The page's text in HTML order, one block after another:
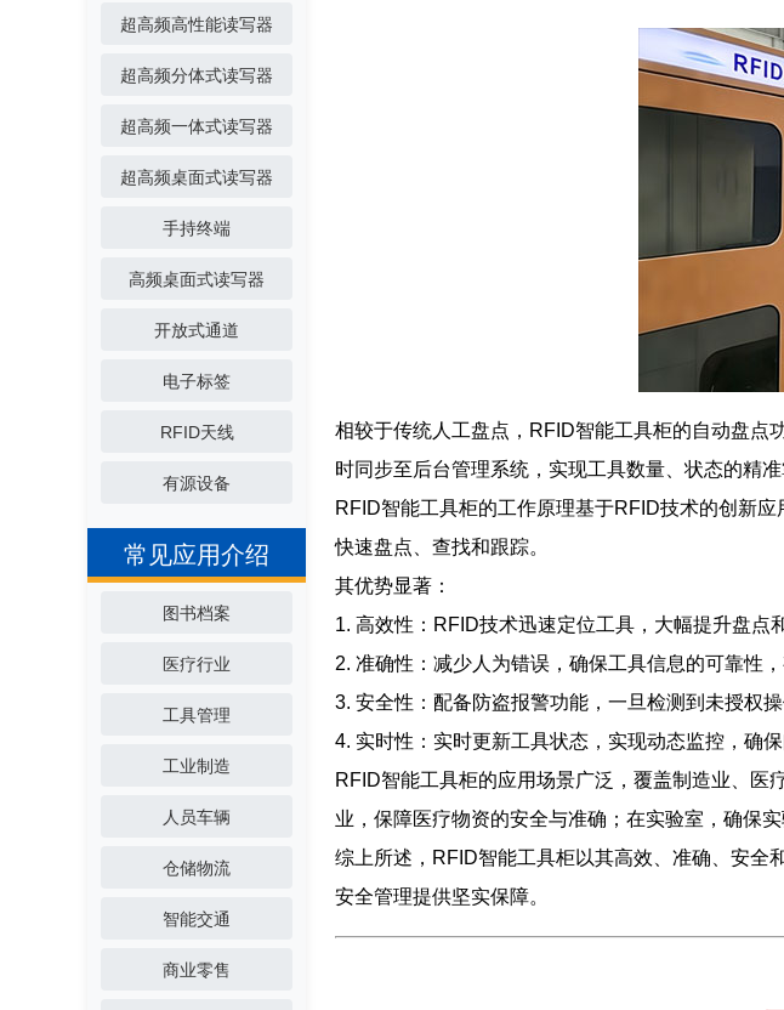
超高频高性能读写器
超高频分体式读写器
超高频一体式读写器
超高频桌面式读写器
手持终端
高频桌面式读写器
开放式通道
电子标签
RFID天线
有源设备
常见应用介绍
图书档案
医疗行业
工具管理
工业制造
人员车辆
仓储物流
智能交通
商业零售
相较于传统人工盘点，RFID智能工具柜的自动盘点
时同步至后台管理系统，实现工具数量、状态的精
RFID智能工具柜的工作原理基于RFID技术的创新
快速盘点、查找和跟踪。
其优势显著：
1. 高效性：RFID技术迅速定位工具，大幅提升盘点
2. 准确性：减少人为错误，确保工具信息的可靠性
3. 安全性：配备防盗报警功能，一旦检测到未授权
4. 实时性：实时更新工具状态，实现动态监控，确保
RFID智能工具柜的应用场景广泛，覆盖制造业、
业，保障医疗物资的安全与准确；在实验室，确保
综上所述，RFID智能工具柜以其高效、准确、安全
安全管理提供坚实保障。